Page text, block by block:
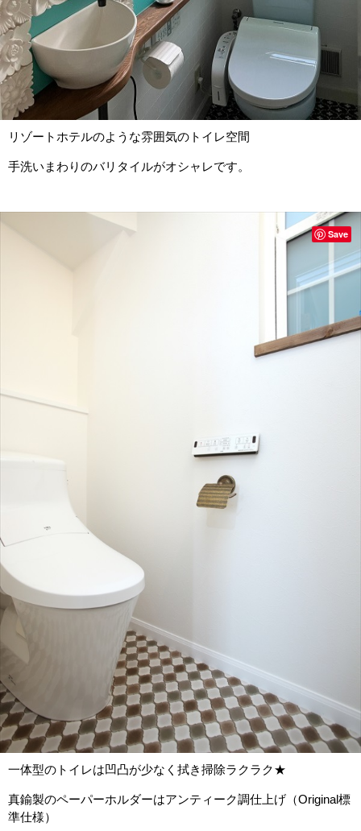
リゾートホテルのような雰囲気のトイレ空間
手洗いまわりのバリタイルがオシャレです。
一体型のトイレは凹凸が少なく拭き掃除ラクラク★
真鍮製のペーパーホルダーはアンティーク調仕上げ（Original標
準仕様）
Save